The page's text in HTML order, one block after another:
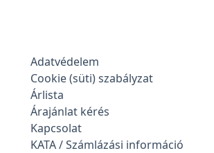
Adatvédelem
Cookie (süti) szabályzat
Árlista
Árajánlat kérés
Kapcsolat
KATA / Számlázási információ